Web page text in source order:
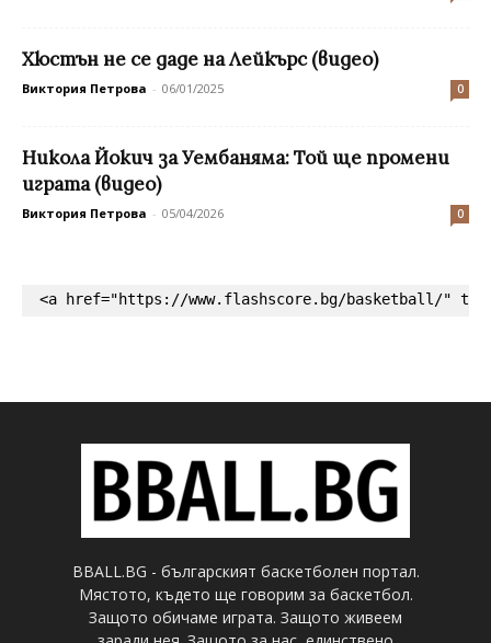
Хюстън не се даде на Лейкърс (видео)
Виктория Петрова - 06/01/2025 0
Никола Йокич за Уембаняма: Той ще промени
играта (видео)
Виктория Петрова - 05/04/2026 0
<a href="https://www.flashscore.bg/basketball/"
BBALL.BG - българският баскетболен портал.
Мястото, където ще говорим за баскетбол.
Защото обичаме играта. Защото живеем